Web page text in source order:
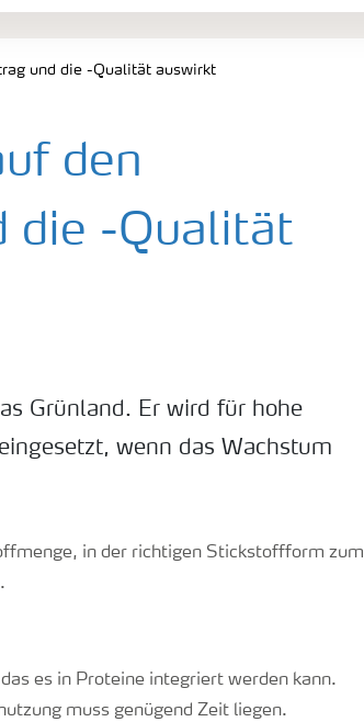
und die -Qualität auswirkt
den
die -Qualität
Grünland. Er wird für hohe
wenn das Wachstum
in der richtigen Stickstoffform zum
es in Proteine integriert werden kann.
muss genügend Zeit liegen.